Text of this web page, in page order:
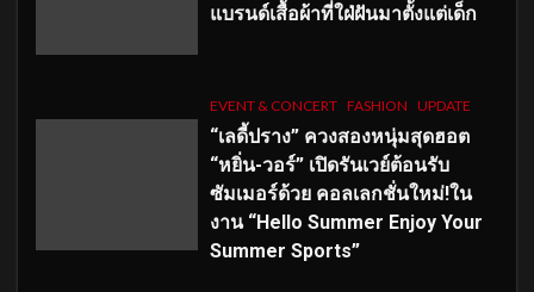
แบรนด์เสื้อผ้าที่ใฝ่ฝันมาตั้งแต่เด็ก
EVENT & CONCERT FASHION UPDATE
“เลดี้ปราง” ควงสองหนุ่มสุดฮอต
“หยิ่น-วอร์” เปิดรันเวย์ต้อนรับ
ซัมเมอร์ด้วย คอลเลกชั่นใหม่!ใน
งาน “Hello Summer Enjoy Your
Summer Sports”